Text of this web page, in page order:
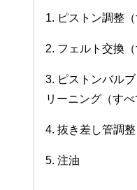
1. ピストン調整（
2. フェルト交換（
3. ピストンバル
リーニング（すべ
4. 抜き差し管調整
5. 注油